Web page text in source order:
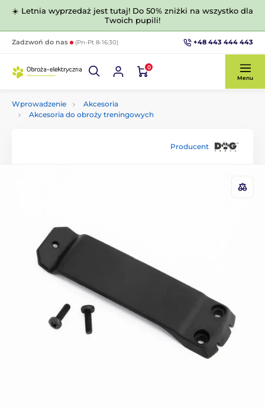
☀️ Letnia wyprzedaż jest tutaj! Do 50% zniżki na wszystko dla
Twoich pupili!
Zadzwoń do nas (Pn-Pt 8-16:30) +48 443 444 443
0
Menu
Wprowadzenie
Akcesoria
Akcesoria do obroży treningowych
Producent